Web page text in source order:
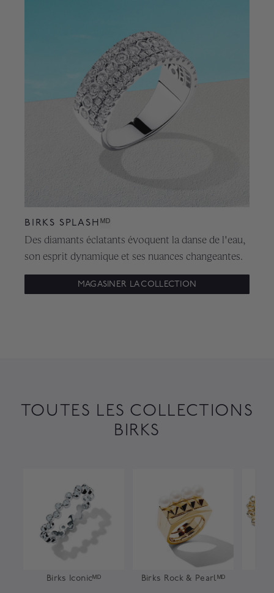
BIRKS SPLASHᴹᴰ
Des diamants éclatants évoquent la danse de l'eau,
son esprit dynamique et ses nuances changeantes.
MAGASINER LA COLLECTION
TOUTES LES COLLECTIONS
BIRKS
Birks Iconicᴹᴰ Birks Rock & Pearlᴹᴰ